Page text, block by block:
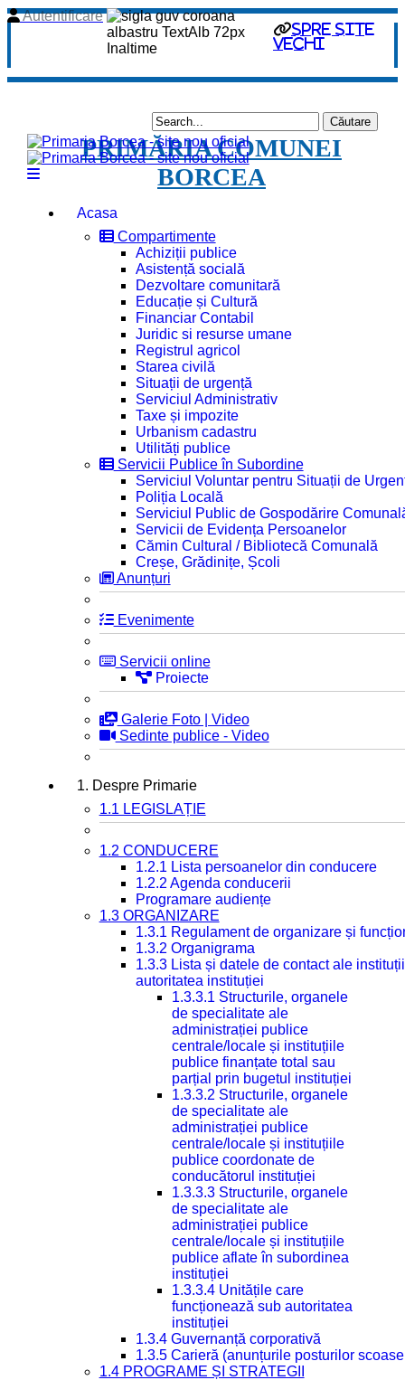
spre site
vechi
Autentificare
PRIMĂRIA COMUNEI
BORCEA
Acasa
Compartimente
Achiziții publice
Asistență socială
Dezvoltare comunitară
Educație și Cultură
Financiar Contabil
Juridic si resurse umane
Registrul agricol
Starea civilă
Situații de urgență
Serviciul Administrativ
Taxe și impozite
Urbanism cadastru
Utilități publice
Servicii Publice în Subordine
Serviciul Voluntar pentru Situații de
Poliția Locală
Serviciul Public de Gospodărire
Servicii de Evidența Persoanelor
Cămin Cultural / Bibliotecă Comunală
Creșe, Grădinițe, Școli
Anunțuri
Evenimente
Servicii online
Proiecte
Galerie Foto | Video
Sedinte publice - Video
1. Despre Primarie
1.1 LEGISLAȚIE
1.2 CONDUCERE
1.2.1 Lista persoanelor din conducere
1.2.2 Agenda conducerii
Programare audiențe
1.3 ORGANIZARE
1.3.1 Regulament de organizare și
1.3.2 Organigrama
1.3.3 Lista și datele de contact ale
autoritatea instituției
1.3.3.1 Structurile, organele
de specialitate ale
administrației publice
centrale/locale și instituțiile
publice finanțate total sau
parțial prin bugetul instituției
1.3.3.2 Structurile, organele
de specialitate ale
administrației publice
centrale/locale și instituțiile
publice coordonate de
conducătorul instituției
1.3.3.3 Structurile, organele
de specialitate ale
administrației publice
centrale/locale și instituțiile
publice aflate în subordinea
instituției
1.3.3.4 Unitățile care
funcționează sub autoritatea
instituției
1.3.4 Guvernanță corporativă
1.3.5 Carieră (anunțurile posturilor
1.4 PROGRAME ȘI STRATEGII